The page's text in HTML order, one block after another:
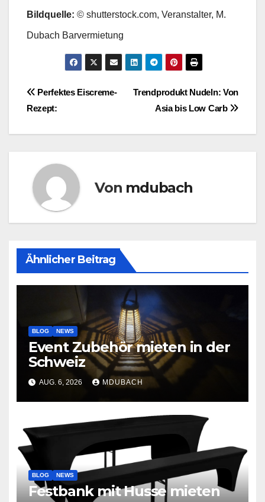
Bildquelle: © shutterstock.com, Veranstalter, M.
Dubach Barvermietung
Beitragsnavigation
Trendprodukt Nudeln: Von
Asia bis Low Carb
Perfektes Eiscreme-
Rezept:
Von mdubach
Ähnlicher Beitrag
BLOG NEWS
Event Zubehör mieten in der
Schweiz
AUG. 6, 2026 MDUBACH
BLOG NEWS
Festbank mit Husse mieten